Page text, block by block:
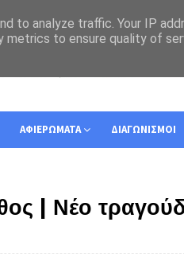
ΑΦΙΕΡΩΜΑΤΑ ΔΙΑΓΩΝΙΣΜΟΙ
| Νέο
to analyze traffic. Your IP
to ensure quality of